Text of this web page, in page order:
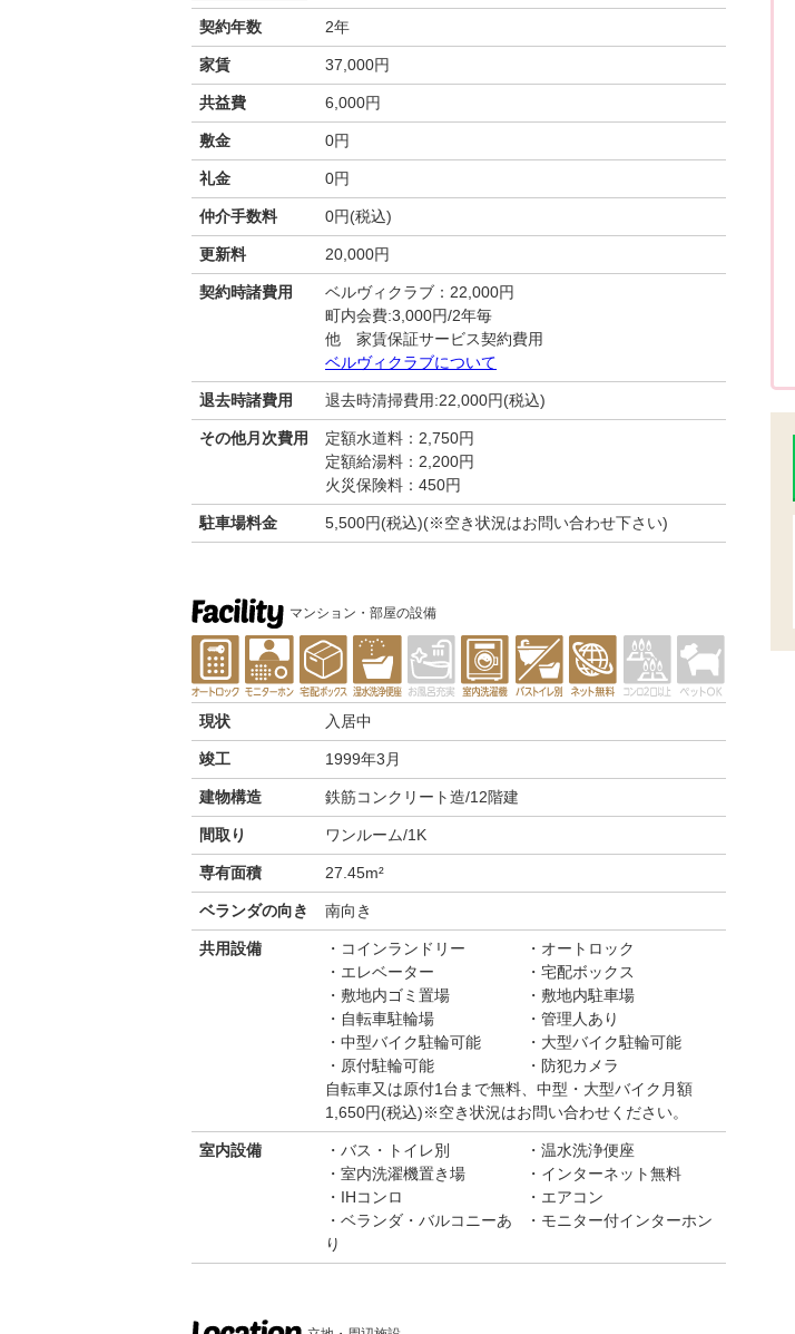
契約年数 2年
家賃 37,000円
共益費 6,000円
敷金 0円
礼金 0円
仲介手数料 0円(税込)
更新料 20,000円
契約時諸費用
ベルヴィクラブ：22,000円
町内会費:3,000円/2年毎
他 家賃保証サービス契約費用
ベルヴィクラブについて
退去時諸費用 退去時清掃費用:22,000円(税込)
その他月次費用
定額水道料：2,750円
定額給湯料：2,200円
火災保険料：450円
駐車場料金 5,500円(税込)(※空き状況はお問い合わせ下さい)
マンション・部屋の設備
現状 入居中
竣工 1999年3月
建物構造 鉄筋コンクリート造/12階建
間取り ワンルーム/1K
専有面積 27.45m²
ベランダの向き 南向き
共用設備 コインランドリー
オートロック
エレベーター
宅配ボックス
敷地内ゴミ置場
敷地内駐車場
自転車駐輪場
管理人あり
中型バイク駐輪可能
大型バイク駐輪可能
原付駐輪可能
防犯カメラ
自転車又は原付1台まで無料、中型・大型バイク月額
1,650円(税込)※空き状況はお問い合わせください。
室内設備 バス・トイレ別
温水洗浄便座
室内洗濯機置き場
インターネット無料
IHコンロ
エアコン
ベランダ・バルコニーあ
り
モニター付インターホン